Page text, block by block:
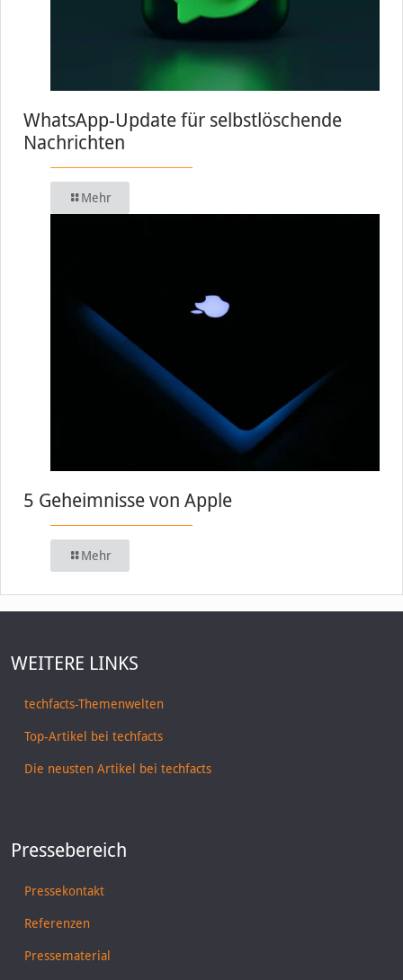
WhatsApp-Update für selbstlöschende
Nachrichten
Mehr
5 Geheimnisse von Apple
Mehr
WEITERE LINKS
techfacts-Themenwelten
Top-Artikel bei techfacts
Die neusten Artikel bei techfacts
Pressebereich
Pressekontakt
Referenzen
Pressematerial